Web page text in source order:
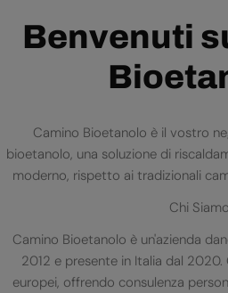
Benvenuti
Camino Bioetanolo è il vostro
bioetanolo, una soluzione di
moderno, rispetto ai tradizionali
Chi Siamo
Camino Bioetanolo è un'azienda
2012 e presente in Italia dal 2020.
europei, offrendo consulenza